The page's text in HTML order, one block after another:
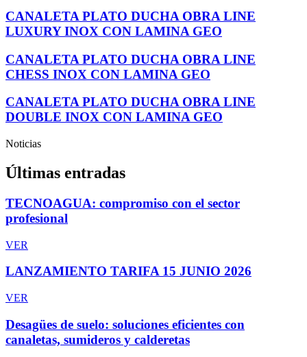
CANALETA PLATO DUCHA OBRA LINE
LUXURY INOX CON LAMINA GEO
CANALETA PLATO DUCHA OBRA LINE
CHESS INOX CON LAMINA GEO
CANALETA PLATO DUCHA OBRA LINE
DOUBLE INOX CON LAMINA GEO
Noticias
Últimas entradas
TECNOAGUA: compromiso con el sector
profesional
VER
LANZAMIENTO TARIFA 15 JUNIO 2026
VER
Desagües de suelo: soluciones eficientes con
canaletas, sumideros y calderetas